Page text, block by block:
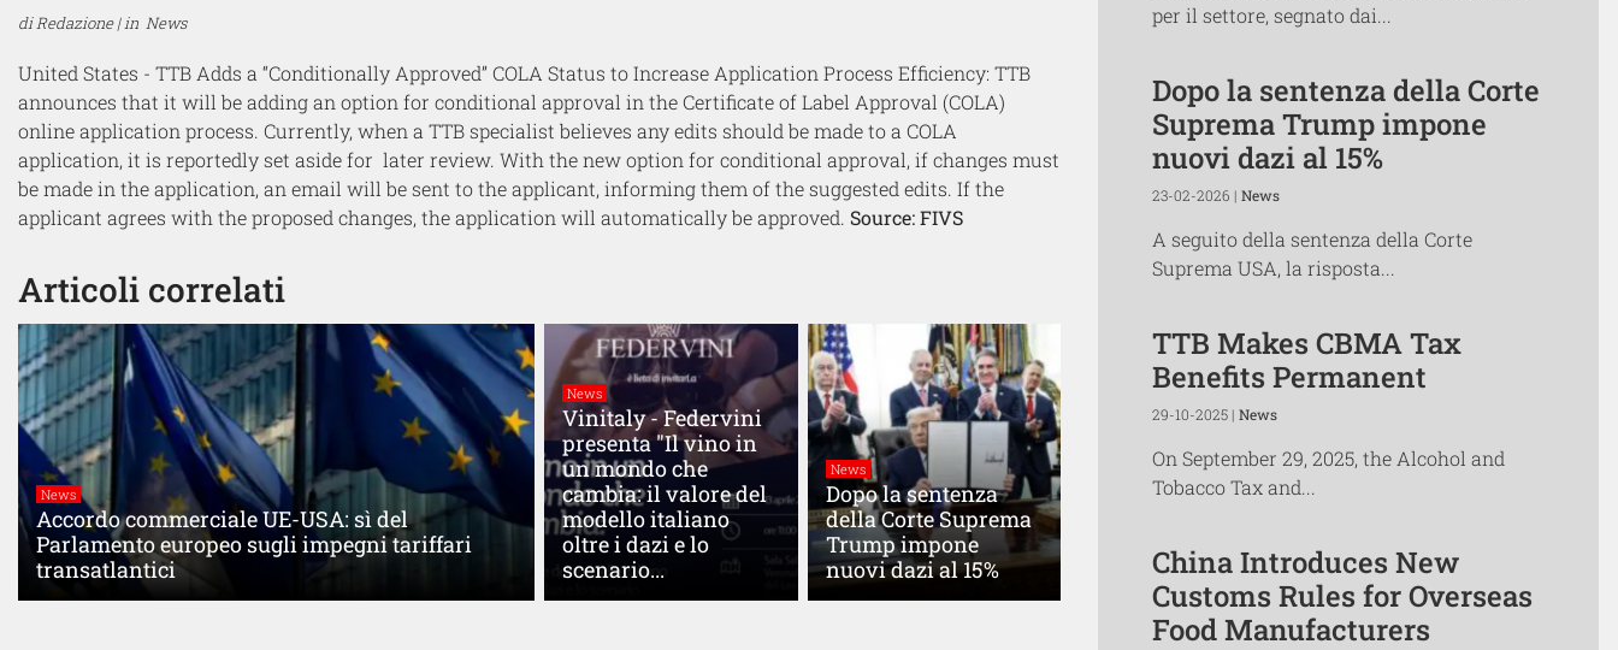
di Redazione | in News
United States - TTB Adds a “Conditionally Approved” COLA Status to Increase Application Process Efficiency: TTB
announces that it will be adding an option for conditional approval in the Certificate of Label Approval (COLA)
online application process. Currently, when a TTB specialist believes any edits should be made to a COLA
application, it is reportedly set aside for later review. With the new option for conditional approval, if changes must
be made in the application, an email will be sent to the applicant, informing them of the suggested edits. If the
applicant agrees with the proposed changes, the application will automatically be approved. Source: FIVS
Articoli correlati
News
Accordo commerciale UE-USA: sì del
Parlamento europeo sugli impegni tariffari
transatlantici
News
Vinitaly - Federvini
presenta "Il vino in
un mondo che
cambia: il valore del
modello italiano
oltre i dazi e lo
scenario...
News
Dopo la sentenza
della Corte Suprema
Trump impone
nuovi dazi al 15%
per il settore, segnato dai...
Dopo la sentenza della Corte
Suprema Trump impone
nuovi dazi al 15%
23-02-2026 | News
A seguito della sentenza della Corte
Suprema USA, la risposta...
TTB Makes CBMA Tax
Benefits Permanent
29-10-2025 | News
On September 29, 2025, the Alcohol and
Tobacco Tax and...
China Introduces New
Customs Rules for Overseas
Food Manufacturers